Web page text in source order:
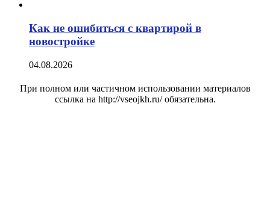
Как не ошибиться с квартирой в
новостройке
04.08.2026
При полном или частичном использовании материалов
ссылка на http://vseojkh.ru/ обязательна.